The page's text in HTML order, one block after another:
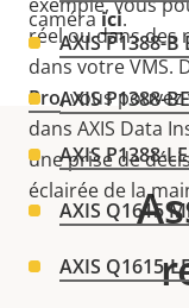
réel ou dans des
dans votre VMS.
Pro, vous
dans AXIS Data
une prise de
éclairée de la
AXIS P1388-
AXIS P1388-
AXIS P1388-
AXIS Q1615
AXIS Q1615-
caméraici.